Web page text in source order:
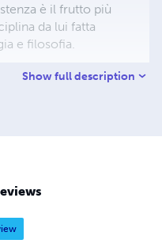
è il frutto più
da lui fatta
e filosofia.
Show full description